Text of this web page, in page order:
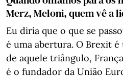
Merz, Meloni, quem vê a
Eu diria que o que se
é uma abertura. O Brexit é
de aquele triângulo,
é o fundador da União